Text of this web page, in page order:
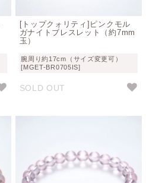
[トップクォリティ]ピンクモル
ガナイトブレスレット（約7mm
玉）
腕周り約17cm（サイズ変更可）
[MGET-BR0705IS]
SOLD OUT